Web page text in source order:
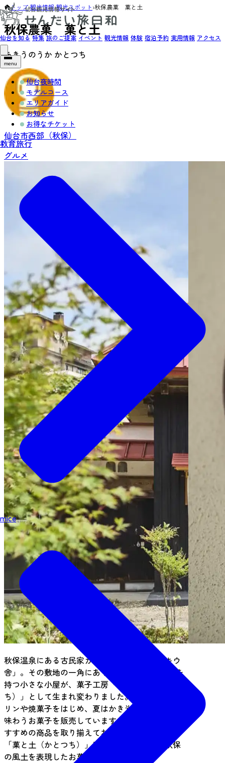
仙台を知る 特集 旅のご提案 イベント 観光情報 体験 宿泊予約 実用情報 アクセス
menu
仙台夜時間
モデルコース
エリアガイド
お知らせ
お得なチケット
教育旅行
mice
トップ›観光情報›観光スポット›秋保農菓 菓と土
秋保農菓 菓と土
あきうのうか かとつち
仙台市西部（秋保）
グルメ
秋保温泉にある古民家カフェレストラン「アキウ
舎」。その敷地の一角にあり、160年以上の歴史を
持つ小さな小屋が、菓子工房「菓と土（かとつ
ち）」として生まれ変わりました。定番商品のプ
リンや焼菓子をはじめ、夏はかき氷など、季節を
味わうお菓子を販売しています。秋保土産にもお
すすめの商品を取り揃えてお待ちしています。
「菓と土（かとつち）」は自然豊かな里山、秋保
の風土を表現したお菓子ブランドです。